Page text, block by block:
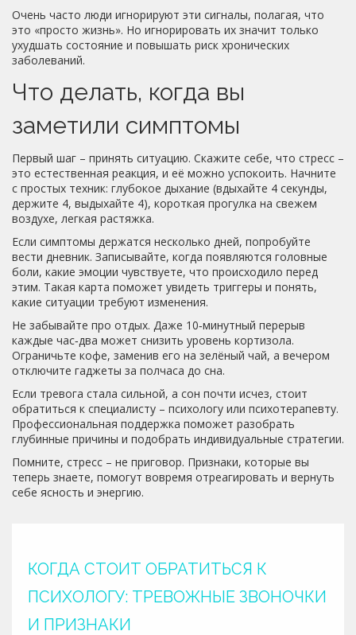
Очень часто люди игнорируют эти сигналы, полагая, что
это «просто жизнь». Но игнорировать их значит только
ухудшать состояние и повышать риск хронических
заболеваний.
Что делать, когда вы
заметили симптомы
Первый шаг – принять ситуацию. Скажите себе, что стресс –
это естественная реакция, и её можно успокоить. Начните
с простых техник: глубокое дыхание (вдыхайте 4 секунды,
держите 4, выдыхайте 4), короткая прогулка на свежем
воздухе, легкая растяжка.
Если симптомы держатся несколько дней, попробуйте
вести дневник. Записывайте, когда появляются головные
боли, какие эмоции чувствуете, что происходило перед
этим. Такая карта поможет увидеть триггеры и понять,
какие ситуации требуют изменения.
Не забывайте про отдых. Даже 10‑минутный перерыв
каждые час‑два может снизить уровень кортизола.
Ограничьте кофе, заменив его на зелёный чай, а вечером
отключите гаджеты за полчаса до сна.
Если тревога стала сильной, а сон почти исчез, стоит
обратиться к специалисту – психологу или психотерапевту.
Профессиональная поддержка поможет разобрать
глубинные причины и подобрать индивидуальные стратегии.
Помните, стресс – не приговор. Признаки, которые вы
теперь знаете, помогут вовремя отреагировать и вернуть
себе ясность и энергию.
КОГДА СТОИТ ОБРАТИТЬСЯ К
ПСИХОЛОГУ: ТРЕВОЖНЫЕ ЗВОНОЧКИ
И ПРИЗНАКИ